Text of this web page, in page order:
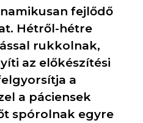
fejlődő
Hétről-hétre
rukkolnak,
az előkészítési
a
a páciensek
spórolnak egyre